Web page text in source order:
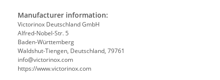
Manufacturer information:
Victorinox Deutschland GmbH
Alfred-Nobel-Str. 5
Baden-Württemberg
Waldshut-Tiengen, Deutschland, 79761
info@victorinox.com
https://www.victorinox.com